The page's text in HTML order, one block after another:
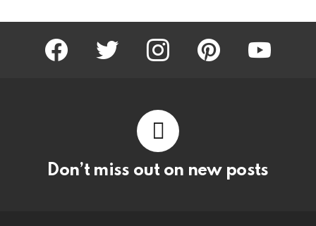
facebook twitter instagram pinterest
Don’t miss out on new posts